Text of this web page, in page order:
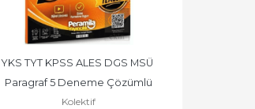
YKS TYT KPSS ALES DGS MSÜ
Paragraf 5 Deneme Çözümlü
Kolektif